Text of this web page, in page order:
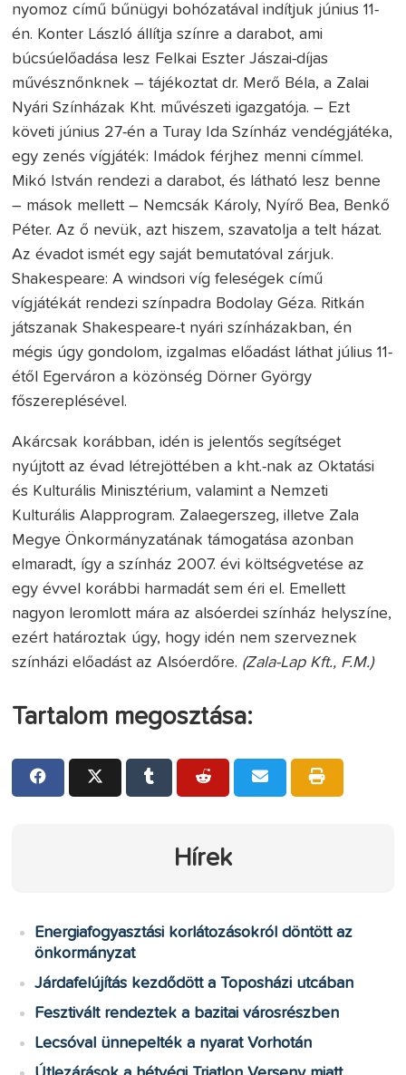
nyomoz című bűnügyi bohózatával indítjuk június 11-
én. Konter László állítja színre a darabot, ami
búcsúelőadása lesz Felkai Eszter Jászai-díjas
művésznőnknek – tájékoztat dr. Merő Béla, a Zalai
Nyári Színházak Kht. művészeti igazgatója. – Ezt
követi június 27-én a Turay Ida Színház vendégjátéka,
egy zenés vígjáték: Imádok férjhez menni címmel.
Mikó István rendezi a darabot, és látható lesz benne
– mások mellett – Nemcsák Károly, Nyírő Bea, Benkő
Péter. Az ő nevük, azt hiszem, szavatolja a telt házat.
Az évadot ismét egy saját bemutatóval zárjuk.
Shakespeare: A windsori víg feleségek című
vígjátékát rendezi színpadra Bodolay Géza. Ritkán
játszanak Shakespeare-t nyári színházakban, én
mégis úgy gondolom, izgalmas előadást láthat július 11-
étől Egerváron a közönség Dörner György
főszereplésével.
Akárcsak korábban, idén is jelentős segítséget
nyújtott az évad létrejöttében a kht.-nak az Oktatási
és Kulturális Minisztérium, valamint a Nemzeti
Kulturális Alapprogram. Zalaegerszeg, illetve Zala
Megye Önkormányzatának támogatása azonban
elmaradt, így a színház 2007. évi költségvetése az
egy évvel korábbi harmadát sem éri el. Emellett
nagyon leromlott mára az alsóerdei színház helyszíne,
ezért határoztak úgy, hogy idén nem szerveznek
színházi előadást az Alsóerdőre. (Zala-Lap Kft., F.M.)
Tartalom megosztása:
Hírek
Energiafogyasztási korlátozásokról döntött az
önkormányzat
Járdafelújítás kezdődött a Toposházi utcában
Fesztivált rendeztek a bazitai városrészben
Lecsóval ünnepelték a nyarat Vorhotán